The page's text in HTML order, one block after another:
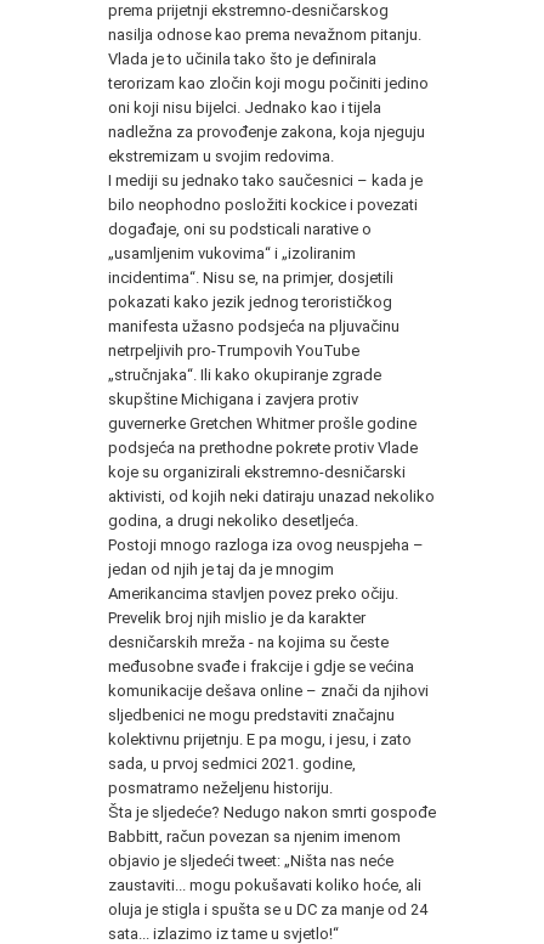
prema prijetnji ekstremno-desničarskog
nasilja odnose kao prema nevažnom pitanju.
Vlada je to učinila tako što je definirala
terorizam kao zločin koji mogu počiniti jedino
oni koji nisu bijelci. Jednako kao i tijela
nadležna za provođenje zakona, koja njeguju
ekstremizam u svojim redovima.
I mediji su jednako tako saučesnici – kada je
bilo neophodno posložiti kockice i povezati
događaje, oni su podsticali narative o
„usamljenim vukovima“ i „izoliranim
incidentima“. Nisu se, na primjer, dosjetili
pokazati kako jezik jednog terorističkog
manifesta užasno podsjeća na pljuvačinu
netrpeljivih pro-Trumpovih YouTube
„stručnjaka“. Ili kako okupiranje zgrade
skupštine Michigana i zavjera protiv
guvernerke Gretchen Whitmer prošle godine
podsjeća na prethodne pokrete protiv Vlade
koje su organizirali ekstremno-desničarski
aktivisti, od kojih neki datiraju unazad nekoliko
godina, a drugi nekoliko desetljeća.
Postoji mnogo razloga iza ovog neuspjeha –
jedan od njih je taj da je mnogim
Amerikancima stavljen povez preko očiju.
Prevelik broj njih mislio je da karakter
desničarskih mreža - na kojima su česte
međusobne svađe i frakcije i gdje se većina
komunikacije dešava online – znači da njihovi
sljedbenici ne mogu predstaviti značajnu
kolektivnu prijetnju. E pa mogu, i jesu, i zato
sada, u prvoj sedmici 2021. godine,
posmatramo neželjenu historiju.
Šta je sljedeće? Nedugo nakon smrti gospođe
Babbitt, račun povezan sa njenim imenom
objavio je sljedeći tweet: „Ništa nas neće
zaustaviti... mogu pokušavati koliko hoće, ali
oluja je stigla i spušta se u DC za manje od 24
sata... izlazimo iz tame u svjetlo!“